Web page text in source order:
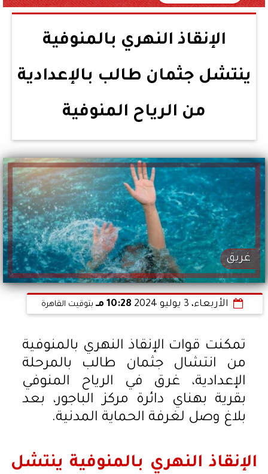
الإنقاذ النهري بالمنوفية
ينتشل جثمان طالب بالإعدادية
من الرياح المنوفية
غريق
الأربعاء، 3 يوليو 2024 10:28 مـ بتوقيت القاهرة
تمكنت قوات الإنقاذ النهري بالمنوفية
من انتشال جثمان طالب بالمرحلة
الإعدادية، غرق في الرياح المنوفي
بقرية بهناي دائرة مركز الباجور، بعد
بلاغ وصل لغرفة الحماية المدنية.
الإنقاذ النهري بالمنوفية ينتشل